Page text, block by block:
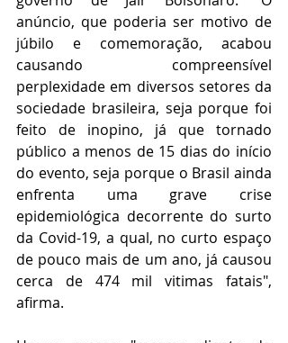
anúncio, que poderia ser motivo de
júbilo e comemoração, acabou
causando compreensível
perplexidade em diversos setores da
sociedade brasileira, seja porque foi
feito de inopino, já que tornado
público a menos de 15 dias do início
do evento, seja porque o Brasil ainda
enfrenta uma grave crise
epidemiológica decorrente do surto
da Covid-19, a qual, no curto espaço
de pouco mais de um ano, já causou
cerca de 474 mil vitimas fatais",
afirma.